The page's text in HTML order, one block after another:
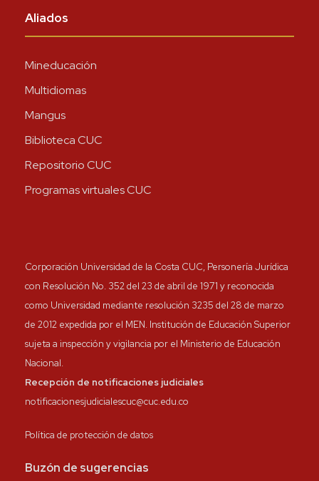
Aliados
Mineducación
Multidiomas
Mangus
Biblioteca CUC
Repositorio CUC
Programas virtuales CUC
Corporación Universidad de la Costa CUC, Personería Jurídica
con Resolución No. 352 del 23 de abril de 1971 y reconocida
como Universidad mediante resolución 3235 del 28 de marzo
de 2012 expedida por el MEN. Institución de Educación Superior
sujeta a inspección y vigilancia por el Ministerio de Educación
Nacional.
Recepción de notificaciones judiciales
notificacionesjudicialescuc@cuc.edu.co
Política de protección de datos
Buzón de sugerencias